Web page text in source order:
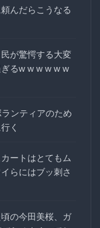
んだらこうなる
が驚愕する大変
るw w w w w w
ランティアのため
く
ートはとてもム
らにはブッ刺さ
の今田美桜、ガ